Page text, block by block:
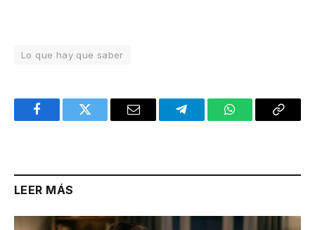
Lo que hay que saber
FacebookTwitter Email TelegramWhatsAppCopy
LEER MÁS